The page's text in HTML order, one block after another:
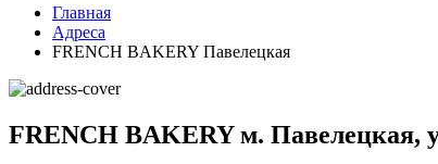
Главная
Адреса
FRENCH BAKERY Павелецкая
FRENCH BAKERY м. Павелецкая,